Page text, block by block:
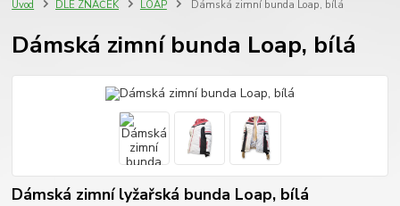
Úvod DLE ZNAČEK LOAP Dámská zimní bunda Loap, bílá
Dámská zimní bunda Loap, bílá
Dámská zimní lyžařská bunda Loap, bílá